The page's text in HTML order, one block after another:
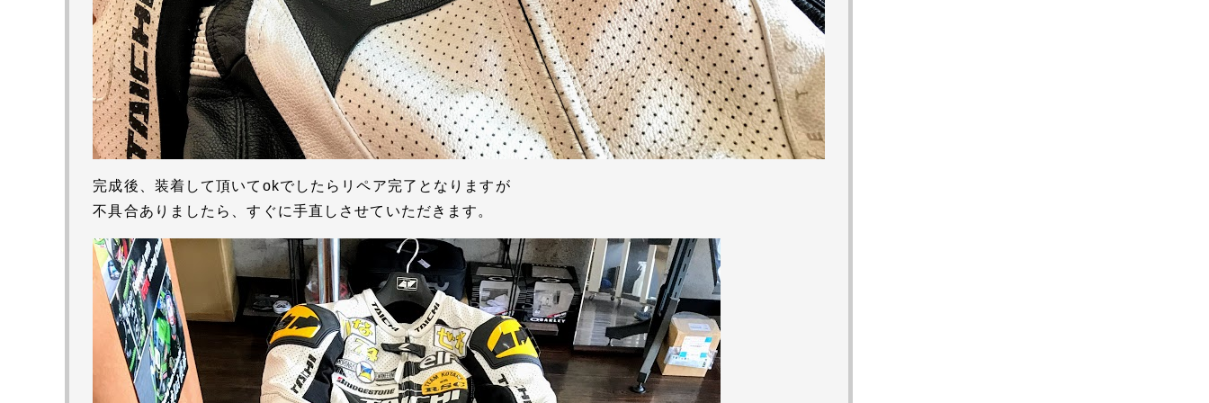
完成後、装着して頂いてokでしたらリペア完了となりますが
不具合ありましたら、すぐに手直しさせていただきます。